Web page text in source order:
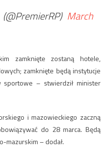
March
zamknięte zostaną hotele,
zamknięte będą instytucje
sportowe – stwierdził minister
i mazowieckiego zaczną
do 28 marca. Będą
mazurskim – dodał.